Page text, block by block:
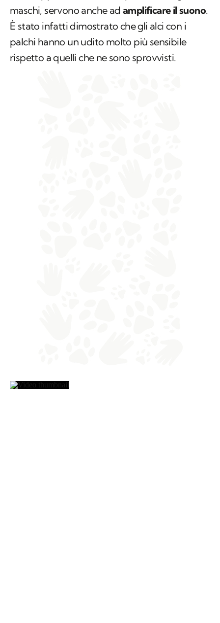
all'accoppiamento e alla supremazia sugli altri
maschi, servono anche adamplificare il suono
È stato infatti dimostrato che gli alci con i
palchi hanno un udito molto più sensibile